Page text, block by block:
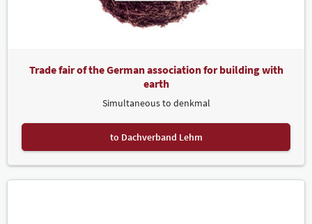
Trade fair of the German association for building with
earth
Simultaneous to denkmal
to Dachverband Lehm